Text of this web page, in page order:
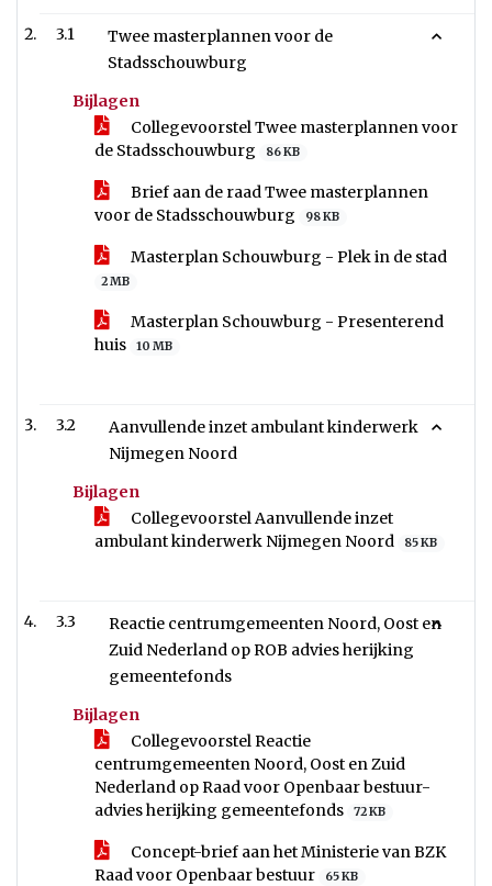
3.1
Twee masterplannen voor de
Stadsschouwburg
Bijlagen
Collegevoorstel Twee masterplannen voor
de Stadsschouwburg
86 KB
Brief aan de raad Twee masterplannen
voor de Stadsschouwburg
98 KB
Masterplan Schouwburg - Plek in de stad
2 MB
Masterplan Schouwburg - Presenterend
huis
10 MB
3.2
Aanvullende inzet ambulant kinderwerk
Nijmegen Noord
Bijlagen
Collegevoorstel Aanvullende inzet
ambulant kinderwerk Nijmegen Noord
85 KB
3.3
Reactie centrumgemeenten Noord, Oost en
Zuid Nederland op ROB advies herijking
gemeentefonds
Bijlagen
Collegevoorstel Reactie
centrumgemeenten Noord, Oost en Zuid
Nederland op Raad voor Openbaar bestuur-
advies herijking gemeentefonds
72 KB
Concept-brief aan het Ministerie van BZK
Raad voor Openbaar bestuur
65 KB